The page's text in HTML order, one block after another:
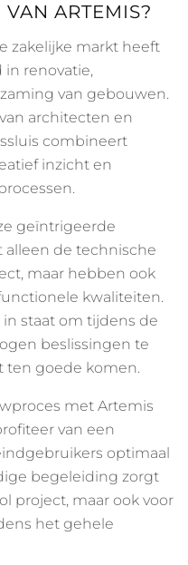
ARTEMIS?
zakelijke markt heeft
in renovatie,
van gebouwen.
architecten en
combineert
inzicht en
geïntrigeerde
de technische
maar hebben ook
kwaliteiten.
in staat om tijdens de
beslissingen te
ten goede komen.
met Artemis
van een
optimaal
begeleiding zorgt
project, maar ook voor
het gehele